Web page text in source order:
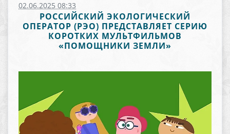
02.06.2025 08:33
РОССИЙСКИЙ ЭКОЛОГИЧЕСКИЙ
ОПЕРАТОР (РЭО) ПРЕДСТАВЛЯЕТ СЕРИЮ
КОРОТКИХ МУЛЬТФИЛЬМОВ
«ПОМОЩНИКИ ЗЕМЛИ»